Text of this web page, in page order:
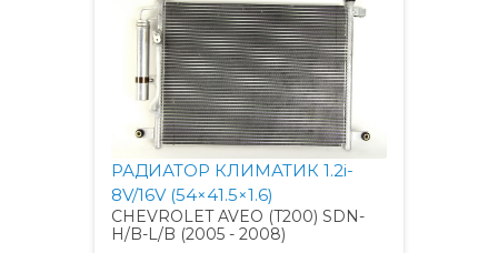
РАДИАТОР КЛИМАТИК 1.2i-
8V/16V (54×41.5×1.6)
CHEVROLET AVEO (T200) SDN-
H/B-L/B (2005 - 2008)